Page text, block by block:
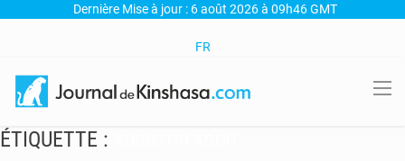
Dernière Mise à jour : 6 août 2026 à 09h46 GMT
FR
ÉTIQUETTE :